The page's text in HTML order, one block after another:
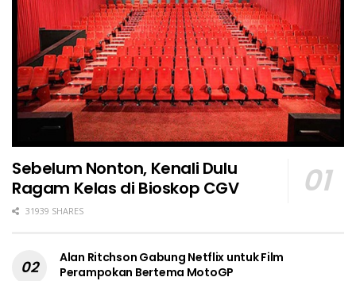
Sebelum Nonton, Kenali Dulu
Ragam Kelas di Bioskop CGV
31939 SHARES
Alan Ritchson Gabung Netflix untuk Film
Perampokan Bertema MotoGP